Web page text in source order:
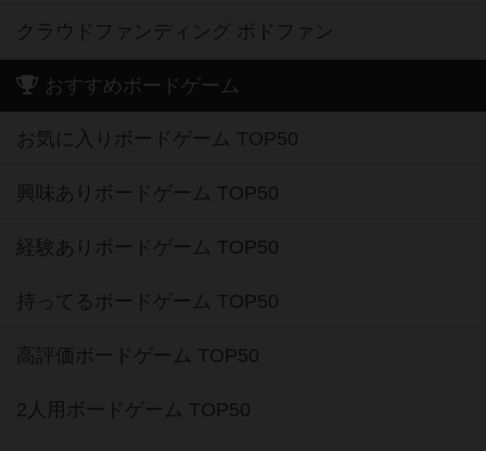
クラウドファンディング ボドファン
おすすめボードゲーム
お気に入りボードゲーム TOP50
興味ありボードゲーム TOP50
経験ありボードゲーム TOP50
持ってるボードゲーム TOP50
高評価ボードゲーム TOP50
2人用ボードゲーム TOP50